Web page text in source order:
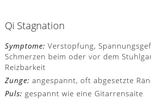
Qi Stagnation
Symptome: Verstopfung,
Schmerzen beim oder vor dem
Reizbarkeit
Zunge: angespannt, oft abgesetzte
Puls: gespannt wie eine Gitarrensaite